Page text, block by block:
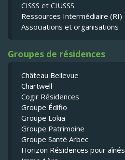
CISSS et CIUSSS
Ressources Intermédiaire (RI)
Associations et organisations
Groupes de résidences
Château Bellevue
Chartwell
Cogir Résidences
Groupe Édifio
Groupe Lokia
Groupe Patrimoine
Groupe Santé Arbec
Horizon Résidences pour aînés